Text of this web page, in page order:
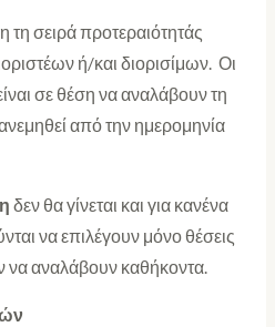
τη σειρά προτεραιότητάς
ή/και διορισίμων. Οι
σε θέση να αναλάβουν τη
από την ημερομηνία
δεν θα γίνεται και για κανένα
να επιλέγουν μόνο θέσεις
να αναλάβουν καθήκοντα.